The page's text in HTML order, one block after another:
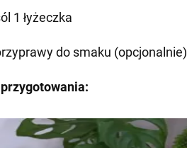
1 łyżeczka
do smaku (opcjonalnie)